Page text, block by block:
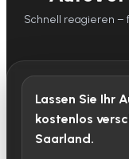
Schnell reagieren –
Lassen Sie Ihr
kostenlos
Saarland.